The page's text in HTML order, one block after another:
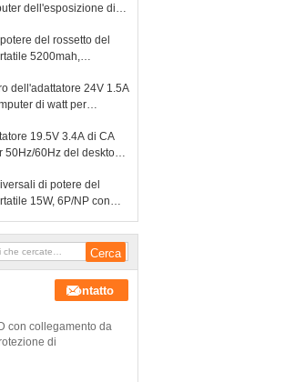
dell'esposizione di
del rossetto del
5200mah,
fumetto del PVC
dell'adattatore 24V 1.5A
di watt per
LCD/LED
19.5V 3.4A di CA
50Hz/60Hz del desktop
di potere del
15W, 6P/NP con
Contatto
con collegamento da
di